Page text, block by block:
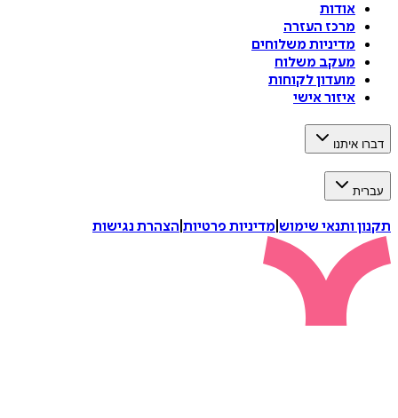
אודות
מרכז העזרה
מדיניות משלוחים
מעקב משלוח
מועדון לקוחות
איזור אישי
דברו איתנו
עברית
תקנון ותנאי שימוש מדיניות פרטיות הצהרת נגישות